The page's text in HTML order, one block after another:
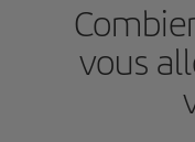
vous